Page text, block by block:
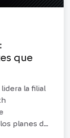
que
la filial
planes de